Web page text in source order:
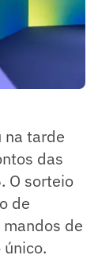
na tarde
das
O sorteio
de
de